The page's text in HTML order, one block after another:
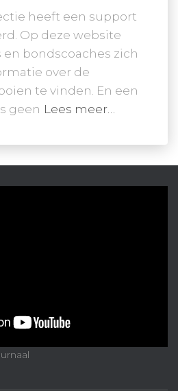
heeft een support
Op deze website
bondscoaches zich
over de
te vinden. En een
geen Lees meer…